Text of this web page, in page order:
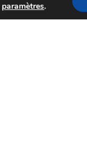
paramètres.